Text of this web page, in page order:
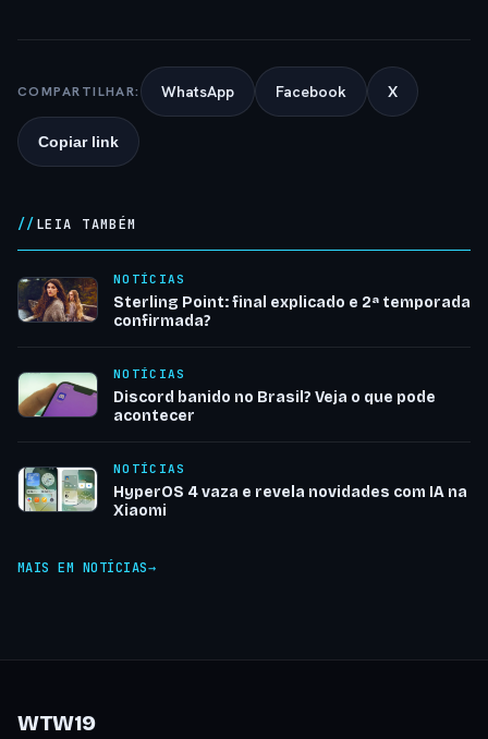
COMPARTILHAR: WhatsApp Facebook X
Copiar link
LEIA TAMBÉM
NOTÍCIAS
Sterling Point: final explicado e 2ª temporada
confirmada?
NOTÍCIAS
Discord banido no Brasil? Veja o que pode
acontecer
NOTÍCIAS
HyperOS 4 vaza e revela novidades com IA na
Xiaomi
MAIS EM NOTÍCIAS
WTW19